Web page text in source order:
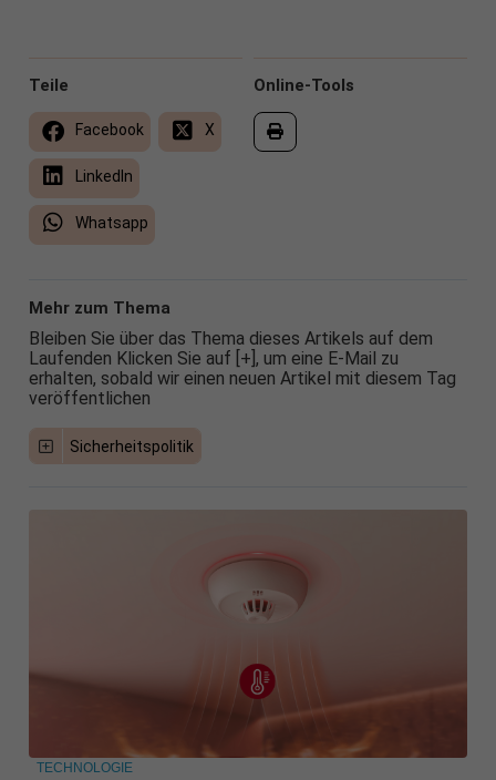
Online-Tools
Teile
Facebook X
LinkedIn
Whatsapp
Mehr zum Thema
Bleiben Sie über das Thema dieses Artikels auf dem
Laufenden Klicken Sie auf [+], um eine E-Mail zu
erhalten, sobald wir einen neuen Artikel mit diesem Tag
veröffentlichen
Sicherheitspolitik
TECHNOLOGIE